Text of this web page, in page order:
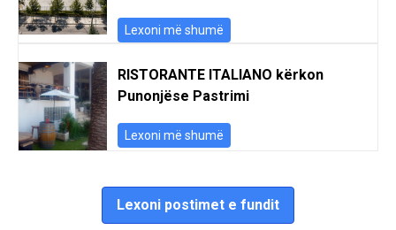
Lexoni më shumë
RISTORANTE ITALIANO kërkon
Punonjëse Pastrimi
Lexoni më shumë
Lexoni postimet e fundit